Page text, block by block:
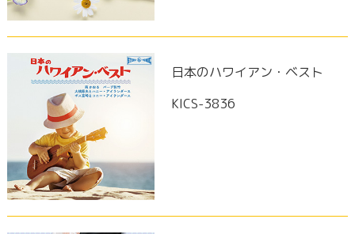
日本のハワイアン・ベスト
KICS-3836